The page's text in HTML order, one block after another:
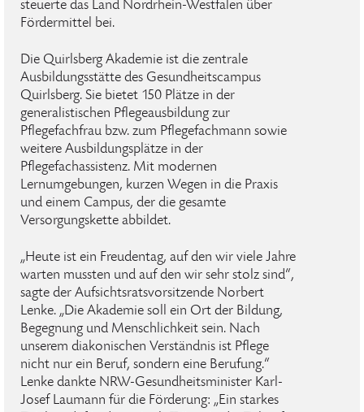
steuerte das Land Nordrhein-Westfalen über
Fördermittel bei.
Die Quirlsberg Akademie ist die zentrale
Ausbildungsstätte des Gesundheitscampus
Quirlsberg. Sie bietet 150 Plätze in der
generalistischen Pflegeausbildung zur
Pflegefachfrau bzw. zum Pflegefachmann sowie
weitere Ausbildungsplätze in der
Pflegefachassistenz. Mit modernen
Lernumgebungen, kurzen Wegen in die Praxis
und einem Campus, der die gesamte
Versorgungskette abbildet.
„Heute ist ein Freudentag, auf den wir viele Jahre
warten mussten und auf den wir sehr stolz sind“,
sagte der Aufsichtsratsvorsitzende Norbert
Lenke. „Die Akademie soll ein Ort der Bildung,
Begegnung und Menschlichkeit sein. Nach
unserem diakonischen Verständnis ist Pflege
nicht nur ein Beruf, sondern eine Berufung.“
Lenke dankte NRW-Gesundheitsminister Karl-
Josef Laumann für die Förderung: „Ein starkes